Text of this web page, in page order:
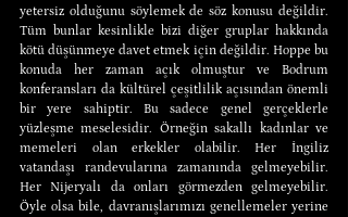
yetersiz olduğunu söylemek de söz konusu değildir.
Tüm bunlar kesinlikle bizi diğer gruplar hakkında
kötü düşünmeye davet etmek için değildir. Hoppe bu
konuda her zaman açık olmuştur ve Bodrum
konferansları da kültürel çeşitlilik açısından önemli
bir yere sahiptir. Bu sadece genel gerçeklerle
yüzleşme meselesidir. Örneğin sakallı kadınlar ve
memeleri olan erkekler olabilir. Her İngiliz
vatandaşı randevularına zamanında gelmeyebilir.
Her Nijeryalı da onları görmezden gelmeyebilir.
Öyle olsa bile, davranışlarımızı genellemeler yerine